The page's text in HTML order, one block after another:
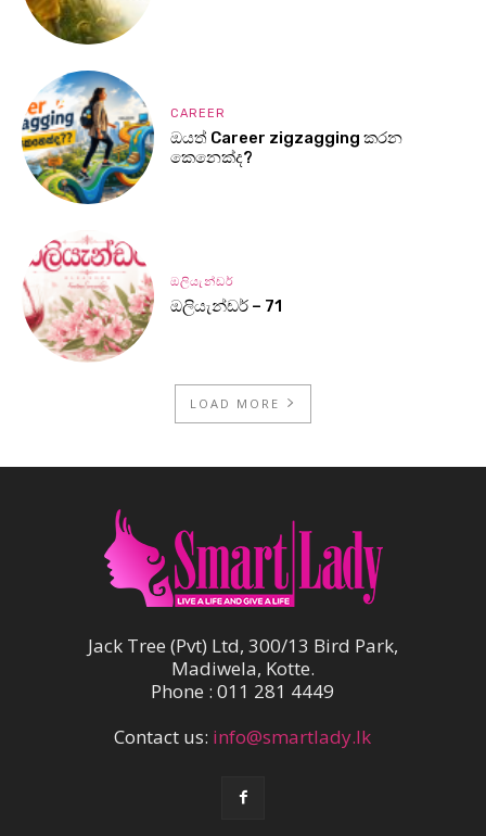
CAREER
ඔයත් Career zigzagging කරන
කෙනෙක්ද?
ඔලියැන්ඩර්
ඔලියැන්ඩර් – 71
LOAD MORE
Jack Tree (Pvt) Ltd, 300/13 Bird Park,
Madiwela, Kotte.
Phone : 011 281 4449
Contact us: info@smartlady.lk